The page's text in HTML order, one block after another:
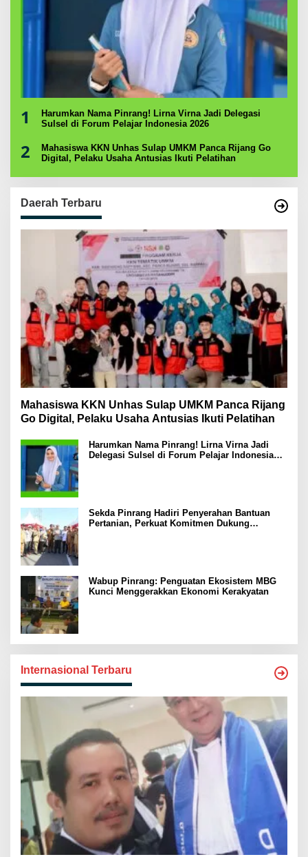
1
Harumkan Nama Pinrang! Lirna Virna Jadi Delegasi
Sulsel di Forum Pelajar Indonesia 2026
2
Mahasiswa KKN Unhas Sulap UMKM Panca Rijang Go
Digital, Pelaku Usaha Antusias Ikuti Pelatihan
Daerah Terbaru
Mahasiswa KKN Unhas Sulap UMKM Panca Rijang
Go Digital, Pelaku Usaha Antusias Ikuti Pelatihan
Harumkan Nama Pinrang! Lirna Virna Jadi
Delegasi Sulsel di Forum Pelajar Indonesia
Sekda Pinrang Hadiri Penyerahan Bantuan
Pertanian, Perkuat Komitmen Dukung
Wabup Pinrang: Penguatan Ekosistem MBG
Kunci Menggerakkan Ekonomi Kerakyatan
Internasional Terbaru